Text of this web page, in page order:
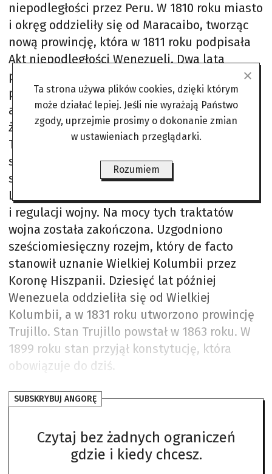
niepodległości przez Peru. W 1810 roku miasto
i okręg oddzieliły się od Maracaibo, tworząc
nową prowincję, która w 1811 roku podpisała
Akt niepodległości Wenezueli. Dwa lata
później Libertador, Simón Bolívar, w
przytomności mieszkańców Trujillo podpisał
antyhiszpański dekret o wojnie na śmierć i
życie, dopóki kraj nie odzyska niepodległości.
Ten akt sprawił, że miasto Trujillo zyskało
specjalne znaczenie w dziejach walki o
suwerenność Wenezueli. W 1820 roku
Libertador kontrasygnował traktat o rozejmie
i regulacji wojny. Na mocy tych traktatów
wojna została zakończona. Uzgodniono
sześciomiesięczny rozejm, który de facto
stanowił uznanie Wielkiej Kolumbii przez
Koronę Hiszpanii. Dziesięć lat później
Wenezuela oddzieliła się od Wielkiej
Kolumbii, a w 1831 roku utworzono prowincję
Trujillo. Stan Trujillo powstał w 1863 roku. W
1899 roku stan przyjął konstytucję, która
obowiązuje do dziś.
SUBSKRYBUJ ANGORĘ
Czytaj bez żadnych ograniczeń
gdzie i kiedy chcesz.
Ta strona używa plików cookies, dzięki którym
może działać lepiej. Jeśli nie wyrażają Państwo
zgody, uprzejmie prosimy o dokonanie zmian
w ustawieniach przeglądarki.
Rozumiem